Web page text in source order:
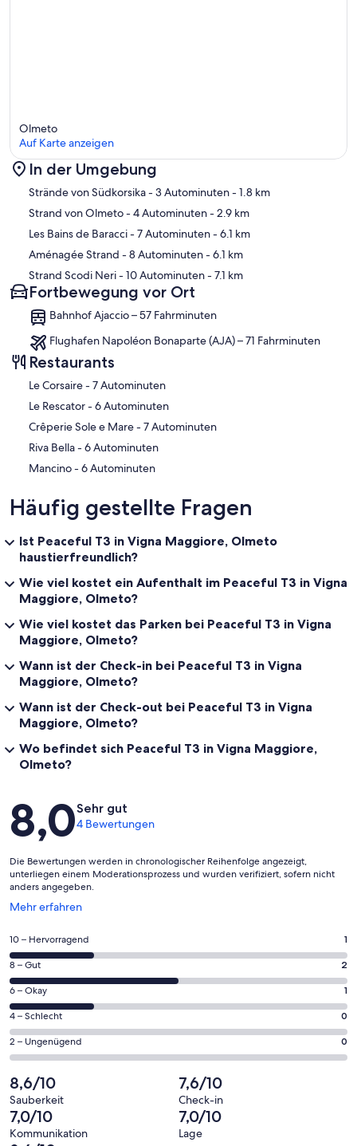
Karte
Olmeto
Auf Karte anzeigen
In der Umgebung
Strände von Südkorsika- 3 Autominuten- 1.8 km
Strand von Olmeto- 4 Autominuten- 2.9 km
Les Bains de Baracci- 7 Autominuten- 6.1 km
Aménagée Strand - 8 Autominuten- 6.1 km
Strand Scodi Neri- 10 Autominuten- 7.1 km
Fortbewegung vor Ort
Bahnhof Ajaccio – 57 Fahrminuten
Flughafen Napoléon Bonaparte (AJA) – 71 Fahrminuten
Restaurants
‪Le Corsaire - ‬7 Autominuten
‪Le Rescator - ‬6 Autominuten
‪Crêperie Sole e Mare - ‬7 Autominuten
‪Riva Bella - ‬6 Autominuten
‪Mancino - ‬6 Autominuten
Häufig gestellte Fragen
Ist Peaceful T3 in Vigna Maggiore, Olmeto
haustierfreundlich?
Wie viel kostet ein Aufenthalt im Peaceful T3 in Vigna
Maggiore, Olmeto?
Wie viel kostet das Parken bei Peaceful T3 in Vigna
Maggiore, Olmeto?
Wann ist der Check-in bei Peaceful T3 in Vigna
Maggiore, Olmeto?
Wann ist der Check-out bei Peaceful T3 in Vigna
Maggiore, Olmeto?
Wo befindet sich Peaceful T3 in Vigna Maggiore,
Olmeto?
Bewertungen
8,0Sehr gut
4 Bewertungen
Die Bewertungen werden in chronologischer Reihenfolge angezeigt,
unterliegen einem Moderationsprozess und wurden verifiziert, sofern nicht
anders angegeben.
Mehr erfahren
Wird
einem
neuen
Fenster
geöffnet
1
von
insgesamt
4
Gästebewertungen
haben
eine
Bewertung
von
10
-
Hervorragend
10 – Hervorragend 1
2
von
insgesamt
4
Gästebewertungen
haben
Bewertung
von
8
-
8 – Gut 2
1
von
insgesamt
4
Gästebewertungen
haben
eine
Bewertung
von
6
6 – Okay 1
0
von
insgesamt
Gästebewertungen
haben
eine
Bewertung
4 – Schlecht 0
0
von
insgesamt
4
Gästebewertungen
haben
2 – Ungenügend 0
8,6/10
Sauberkeit
7,6/10
Check-in
7,0/10
Kommunikation
7,0/10
Lage